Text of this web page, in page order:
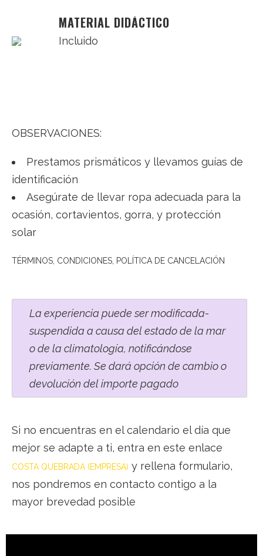
MATERIAL DIDÁCTICO
Incluido
OBSERVACIONES:
Prestamos prismáticos y llevamos guías de
identificación
Asegúrate de llevar ropa adecuada para la
ocasión, cortavientos, gorra, y protección
solar
TÉRMINOS, CONDICIONES, POLÍTICA DE CANCELACIÓN
La experiencia puede ser modificada-
suspendida a causa del estado de la mar
o de la climatología, notificándose
previamente. Se dará opción de cambio o
devolución del importe pagado
Si no encuentras en el calendario el día que
mejor se adapte a ti, entra en este enlace
COSTA QUEBRADA (EMPRESA) y rellena formulario,
nos pondremos en contacto contigo a la
mayor brevedad posible